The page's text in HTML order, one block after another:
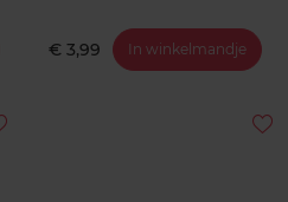
€ 3,99 In winkelmandje